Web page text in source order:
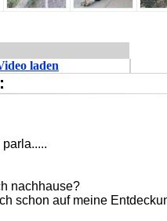
laden
nachhause?
schon auf meine